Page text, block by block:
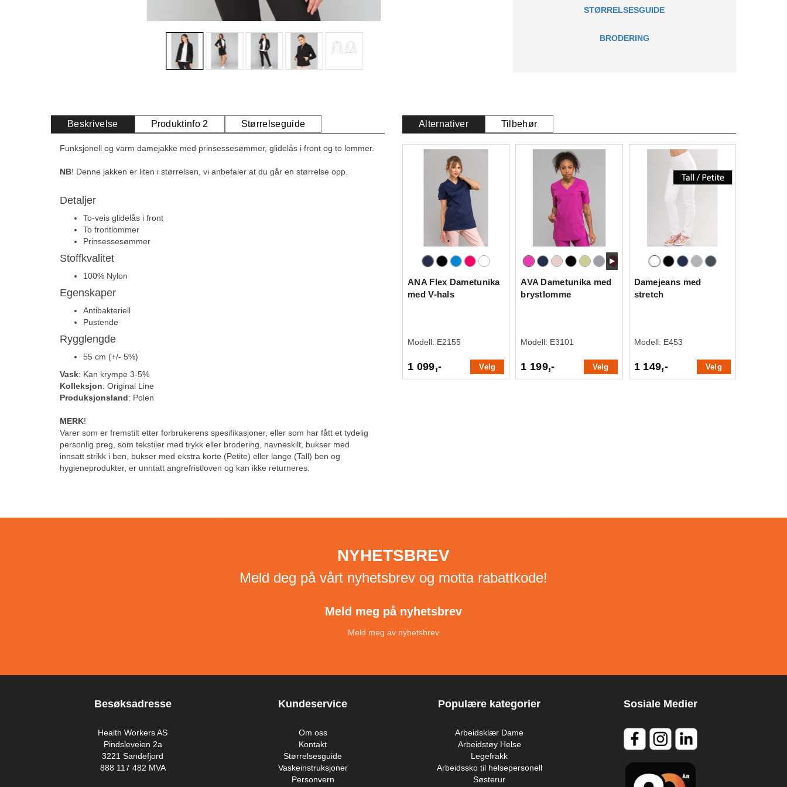
STØRRELSESGUIDE
BRODERING
Beskrivelse Produktinfo 2 Størrelseguide
Funksjonell og varm damejakke med prinsessesømmer, glidelås i front og to lommer.
NB! Denne jakken er liten i størrelsen, vi anbefaler at du går en størrelse opp.
Detaljer
To-veis glidelås i front
To frontlommer
Prinsessesømmer
Stoffkvalitet
100% Nylon
Egenskaper
Antibakteriell
Pustende
Rygglengde
55 cm (+/- 5%)
Vask: Kan krympe 3-5%
Kolleksjon: Original Line
Produksjonsland: Polen
MERK!
Varer som er fremstilt etter forbrukerens spesifikasjoner, eller som har fått et tydelig
personlig preg, som tekstiler med trykk eller brodering, navneskilt, bukser med
innsatt strikk i ben, bukser med ekstra korte (Petite) eller lange (Tall) ben og
hygieneprodukter, er unntatt angrefristloven og kan ikke returneres.
Alternativer Tilbehør
ANA Flex Dametunika
med V-hals
Modell: E2155
1 099,- Velg
AVA Dametunika med
brystlomme
Modell: E3101
1 199,- Velg
Damejeans med
stretch
Modell: E453
1 149,- Velg
NYHETSBREV
Meld deg på vårt nyhetsbrev og motta rabattkode!
Meld meg på nyhetsbrev
Meld meg av nyhetsbrev
Besøksadresse
Health Workers AS
Pindsleveien 2a
3221 Sandefjord
888 117 482 MVA
Kundeservice
Om oss
Kontakt
Størrelsesguide
Vaskeinstruksjoner
Personvern
Populære kategorier
Arbeidsklær Dame
Arbeidstøy Helse
Legefrakk
Arbeidssko til helsepersonell
Søsterur
Sosiale Medier